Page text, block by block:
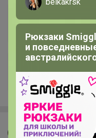
Джилка
belkakrsk
Рюкзаки
и